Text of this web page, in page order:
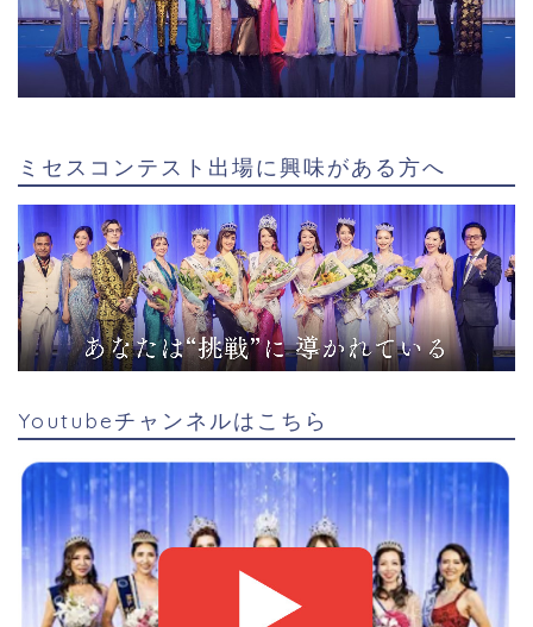
ミセスコンテスト出場に興味がある方へ
Youtubeチャンネルはこちら